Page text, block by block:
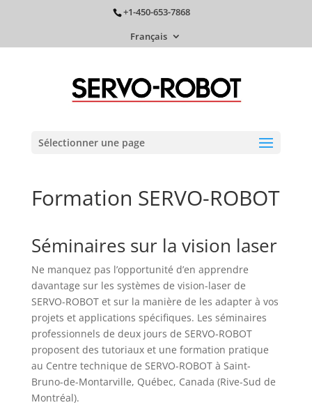
+1-450-653-7868
Français
Sélectionner une page
Formation SERVO-ROBOT
Séminaires sur la vision laser
Ne manquez pas l’opportunité d’en apprendre
davantage sur les systèmes de vision-laser de
SERVO-ROBOT et sur la manière de les adapter à vos
projets et applications spécifiques. Les séminaires
professionnels de deux jours de SERVO-ROBOT
proposent des tutoriaux et une formation pratique
au Centre technique de SERVO-ROBOT à Saint-
Bruno-de-Montarville, Québec, Canada (Rive-Sud de
Montréal).